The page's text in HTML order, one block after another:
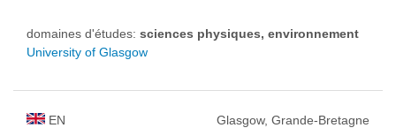
domaines d'études: sciences physiques, environnement
University of Glasgow
EN Glasgow, Grande-Bretagne